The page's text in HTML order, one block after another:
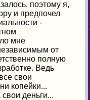
поэтому я,
и предпочел
-
мне
от
полную
Ведь
свои
копейки...
деньги...